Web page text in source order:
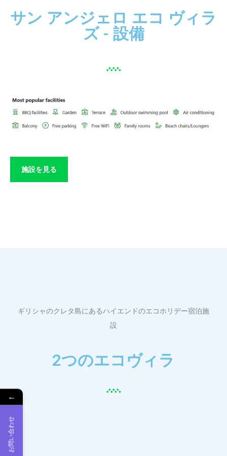
サン アンジェロ エコ ヴィラ
ズ - 設備
施設を見る
ギリシャのクレタ島にあるハイエンドのエコホリデー宿泊施
設
2つのエコヴィラ
←
お問い合わせ